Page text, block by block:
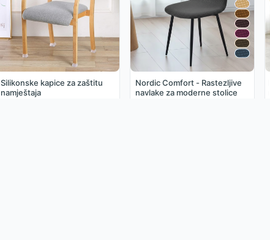
Silikonske kapice za zaštitu
namještaja
Nordic Comfort - Rastezljive
navlake za moderne stolice